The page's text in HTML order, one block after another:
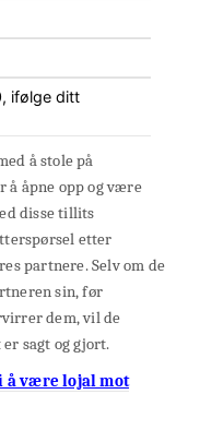
ifølge ditt
å stole på
å åpne opp og være
disse tillits
etter
partnere. Selv om de
sin, før
dem, vil de
sagt og gjort.
å være lojal mot